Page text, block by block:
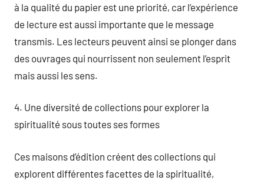
à la qualité du papier est une priorité, car l’expérience
de lecture est aussi importante que le message
transmis. Les lecteurs peuvent ainsi se plonger dans
des ouvrages qui nourrissent non seulement l’esprit
mais aussi les sens.
4. Une diversité de collections pour explorer la
spiritualité sous toutes ses formes
Ces maisons d’édition créent des collections qui
explorent différentes facettes de la spiritualité,